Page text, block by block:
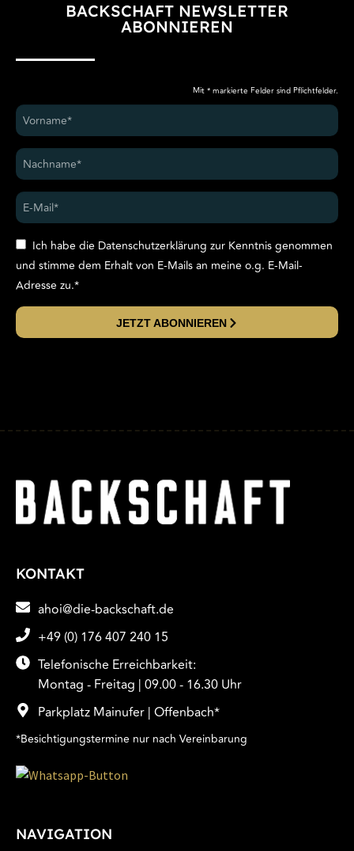
BACKSCHAFT NEWSLETTER
ABONNIEREN
Mit * markierte Felder sind Pflichtfelder.
Ich habe die Datenschutzerklärung zur Kenntnis genommen
und stimme dem Erhalt von E-Mails an meine o.g. E-Mail-
Adresse zu.*
JETZT ABONNIEREN
KONTAKT
ahoi@die-backschaft.de
+49 (0) 176 407 240 15
Telefonische Erreichbarkeit:
Montag - Freitag | 09.00 - 16.30 Uhr
Parkplatz Mainufer | Offenbach*
*Besichtigungstermine nur nach Vereinbarung
NAVIGATION